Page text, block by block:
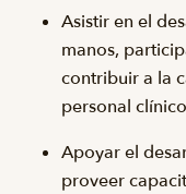
Asistir en el
manos,
contribuir a la
personal
Apoyar el
proveer